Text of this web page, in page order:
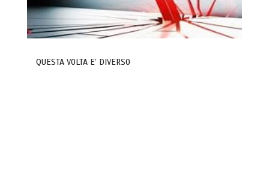
QUESTA VOLTA E’ DIVERSO